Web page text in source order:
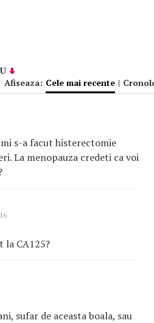
Afiseaza: Cele mai recente |
s-a facut histerectomie
La menopauza credeti ca voi
la CA125?
sufar de aceasta boala, sau